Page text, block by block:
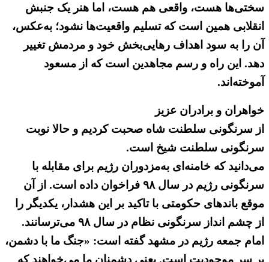
سختی‌ها هست، واقعی هم هست، اما هنر یک جنبش
انقلابی همین است که تسلیم واقعیت‌ها نشود؛‌ به‌عکس،
آن را به‌ سود اهداف رهایی‌بخش خود و مردمش تغییر
دهد. این راه و رسم مجاهدین است که از مسعود
آموخته‌اند.
خواهران و برادران عزیز
از سرنگونی سلطنت شاه صحبت کردیم و حالا نوبت
سرنگونی سلطنت شیخ است.
می‌دانید که خامنه‌ای به‌مزدوران رژیم برای مقابله با
سرنگونی رژیم در سال ۹۸ فراخوان داده است. از آن
موقع باندهای حکومتی با تاکید بر این هشدار، یکدیگر را
از چشم انداز سرنگونی نظام در سال ۹۸ می‌ترسانند.
امام جمعه رژیم در مشهد گفته است: «جنگ ما با دشمن،
بر سر موجودیت است. یعنی دشمنان ما می‌خواهند كه